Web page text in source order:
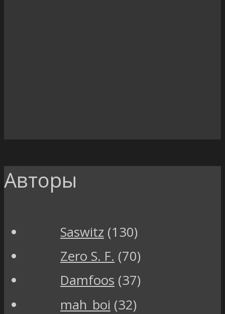
Авторы
Saswitz (130)
Zero S. F. (70)
Damfoos (37)
mah_boi (32)